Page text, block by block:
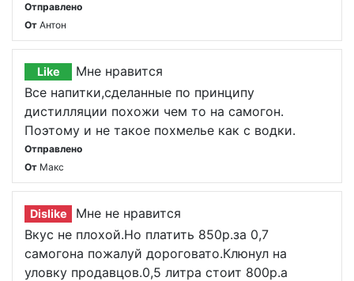
Отправлено
От Антон
Like
Мне нравится
Все напитки,сделанные по принципу
дистилляции похожи чем то на самогон.
Поэтому и не такое похмелье как с водки.
Отправлено
От Макс
Dislike
Мне не нравится
Вкус не плохой.Но платить 850р.за 0,7
самогона пожалуй дороговато.Клюнул на
уловку продавцов.0,5 литра стоит 800р.а